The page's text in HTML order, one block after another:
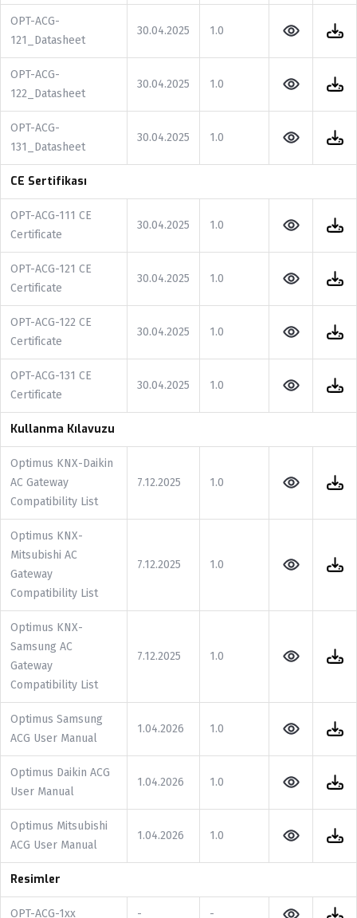
OPT-ACG-
121_Datasheet
30.04.2025 1.0
OPT-ACG-
122_Datasheet
30.04.2025 1.0
OPT-ACG-
131_Datasheet
30.04.2025 1.0
CE Sertifikası
OPT-ACG-111 CE
Certificate
30.04.2025 1.0
OPT-ACG-121 CE
Certificate
30.04.2025 1.0
OPT-ACG-122 CE
Certificate
30.04.2025 1.0
OPT-ACG-131 CE
Certificate
30.04.2025 1.0
Kullanma Kılavuzu
Optimus KNX-Daikin
AC Gateway
Compatibility List
7.12.2025 1.0
Optimus KNX-
Mitsubishi AC
Gateway
Compatibility List
7.12.2025 1.0
Optimus KNX-
Samsung AC
Gateway
Compatibility List
7.12.2025 1.0
Optimus Samsung
ACG User Manual
1.04.2026 1.0
Optimus Daikin ACG
User Manual
1.04.2026 1.0
Optimus Mitsubishi
ACG User Manual
1.04.2026 1.0
Resimler
OPT-ACG-1xx - -